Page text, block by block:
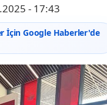
- 17:43
İçin Google Haberler'de